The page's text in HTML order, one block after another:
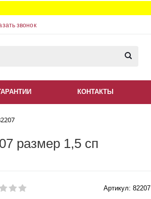
звонок
КОНТАКТЫ
размер 1,5 сп
Артикул: 82207